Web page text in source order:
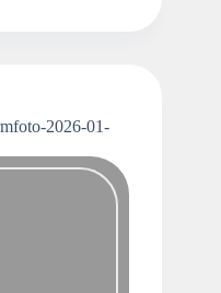
2026-01-